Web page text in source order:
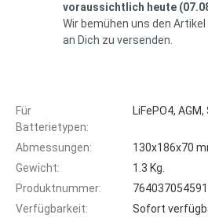
voraussichtlich heute
Wir bemühen uns den
an Dich zu versenden.
Für
Batterietypen:
LiFePO4, AGM,
Abmessungen:
130x186x70
Gewicht:
1.3 Kg.
Produktnummer:
Verfügbarkeit:
Sofort